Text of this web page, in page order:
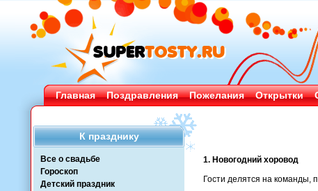
Главная Поздравления Пожелания Открытки
К празднику
Все о свадьбе
Гороскоп
Детский праздник
1. Новогодний хоровод
Гости делятся на команды,